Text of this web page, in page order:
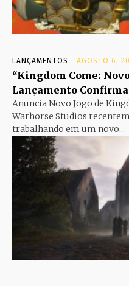
LANÇAMENTOS AGOSTO 6,
“Kingdom Come:
Lançamento
Anuncia Novo Jogo de
Warhorse Studios
trabalhando em um novo...